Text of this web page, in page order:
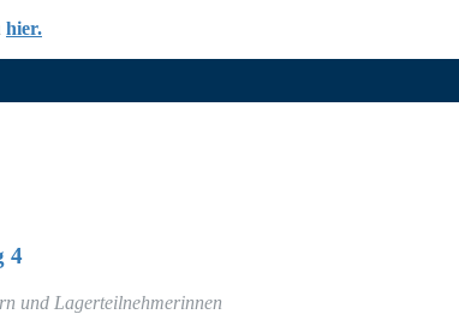
hier.
4
und Lagerteilnehmerinnen